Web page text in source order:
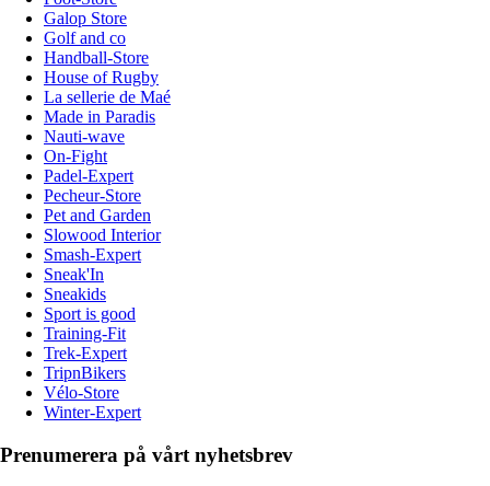
Galop Store
Golf and co
Handball-Store
House of Rugby
La sellerie de Maé
Made in Paradis
Nauti-wave
On-Fight
Padel-Expert
Pecheur-Store
Pet and Garden
Slowood Interior
Smash-Expert
Sneak'In
Sneakids
Sport is good
Training-Fit
Trek-Expert
TripnBikers
Vélo-Store
Winter-Expert
Prenumerera på vårt nyhetsbrev